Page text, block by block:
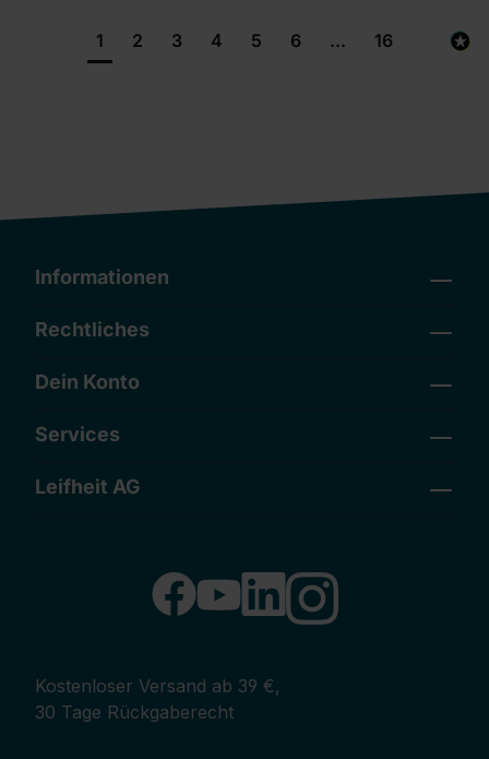
1 2 3 4 5 6 ... 16
Informationen
Rechtliches
Dein Konto
Services
Leifheit AG
Kostenloser Versand ab 39 €,
30 Tage Rückgaberecht